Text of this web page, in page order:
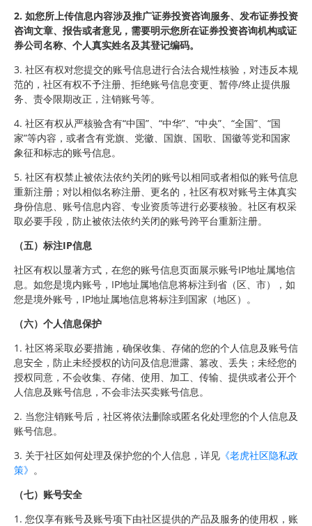
2. 如您所上传信息内容涉及推广证券投资咨询服务、发布证券投资
咨询文章、报告或者意见，需要明示您所在证券投资咨询机构或证
券公司名称、个人真实姓名及其登记编码。
3. 社区有权对您提交的账号信息进行合法合规性核验，对违反本规
范的，社区有权不予注册、拒绝账号信息变更、暂停/终止提供服
务、责令限期改正，注销账号等。
4. 社区有权从严核验含有“中国”、“中华”、“中央”、“全国”、“国
家”等内容，或者含有党旗、党徽、国旗、国歌、国徽等党和国家
象征和标志的账号信息。
5. 社区有权禁止被依法依约关闭的账号以相同或者相似的账号信息
重新注册；对以相似名称注册、更名的，社区有权对账号主体真实
身份信息、账号信息内容、专业资质等进行必要核验。社区有权采
取必要手段，防止被依法依约关闭的账号跨平台重新注册。
（五）标注IP信息
社区有权以显著方式，在您的账号信息页面展示账号IP地址属地信
息。如您是境内账号，IP地址属地信息将标注到省（区、市），如
您是境外账号，IP地址属地信息将标注到国家（地区）。
（六）个人信息保护
1. 社区将采取必要措施，确保收集、存储的您的个人信息及账号信
息安全，防止未经授权的访问及信息泄露、篡改、丢失；未经您的
授权同意，不会收集、存储、使用、加工、传输、提供或者公开个
人信息及账号信息，不会非法买卖账号信息。
2. 当您注销账号后，社区将依法删除或匿名化处理您的个人信息及
账号信息。
3. 关于社区如何处理及保护您的个人信息，详见 《老虎社区隐私政
策》 。
（七）账号安全
1. 您仅享有账号及账号项下由社区提供的产品及服务的使用权，账